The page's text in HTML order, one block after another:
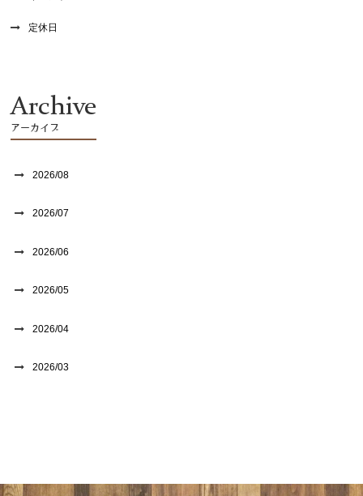
定休日
Archive
アーカイブ
2026/08
2026/07
2026/06
2026/05
2026/04
2026/03